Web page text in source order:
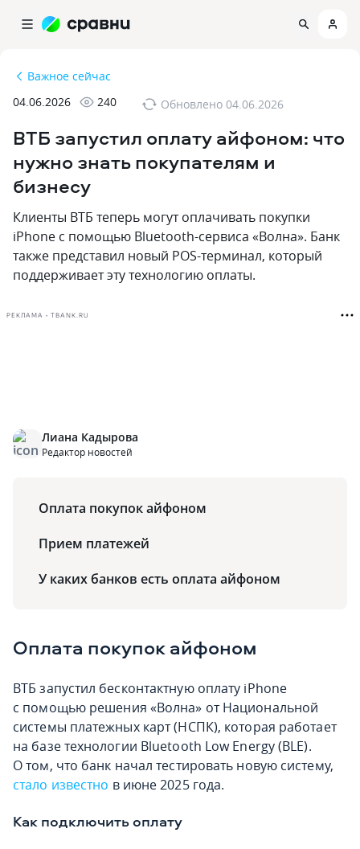
Важное сейчас
04.06.2026
240 Обновлено 04.06.2026
ВТБ запустил оплату айфоном: что
нужно знать покупателям и
бизнесу
Клиенты ВТБ теперь могут оплачивать покупки
iPhone с помощью Bluetooth-сервиса «Волна». Банк
также представил новый POS-терминал, который
поддерживает эту технологию оплаты.
РЕКЛАМА • TBANK.RU
Лиана Кадырова
Редактор новостей
Оплата покупок айфоном
Прием платежей
У каких банков есть оплата айфоном
Оплата покупок айфоном
ВТБ запустил бесконтактную оплату iPhone
с помощью решения «Волна» от Национальной
системы платежных карт (НСПК), которая работает
на базе технологии Bluetooth Low Energy (BLE).
О том, что банк начал тестировать новую систему,
стало известно в июне 2025 года.
Как подключить оплату